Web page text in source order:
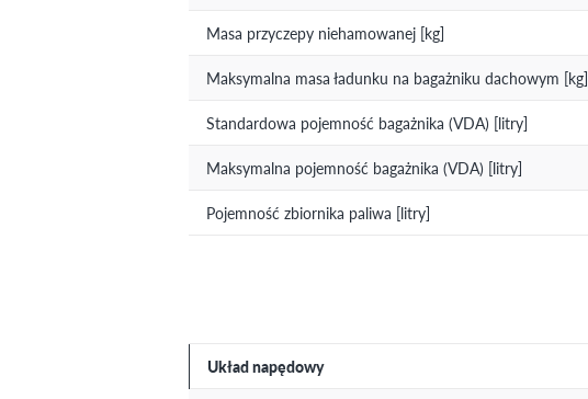
Masa przyczepy niehamowanej [kg]
Maksymalna masa ładunku na bagażniku dachowym [kg]
Standardowa pojemność bagażnika (VDA) [litry]
Maksymalna pojemność bagażnika (VDA) [litry]
Pojemność zbiornika paliwa [litry]
Układ napędowy